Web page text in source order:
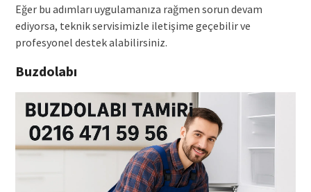
Eğer bu adımları uygulamanıza rağmen sorun devam
ediyorsa, teknik servisimizle iletişime geçebilir ve
profesyonel destek alabilirsiniz.
Buzdolabı